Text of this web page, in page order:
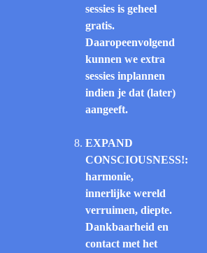
sessies is geheel
gratis.
Daaropeenvolgend
kunnen we extra
sessies inplannen
indien je dat (later)
aangeeft.
EXPAND
CONSCIOUSNESS!:
harmonie,
innerlijke wereld
verruimen, diepte.
Dankbaarheid en
contact met het